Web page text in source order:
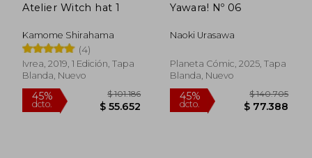
Rápido
Atelier Witch hat 1
Kamome Shirahama
(4)
Ivrea, 2019, 1 Edición, Tapa
Blanda, Nuevo
Yawara! Nº 06
Naoki Urasawa
Planeta Cómic, 2025, Tapa
Blanda, Nuevo